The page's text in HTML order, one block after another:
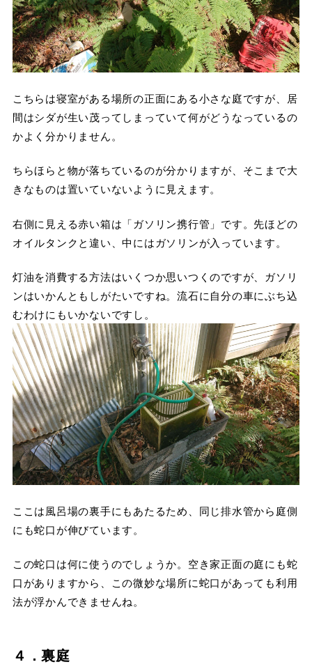
こちらは寝室がある場所の正面にある小さな庭ですが、居
間はシダが生い茂ってしまっていて何がどうなっているの
かよく分かりません。
ちらほらと物が落ちているのが分かりますが、そこまで大
きなものは置いていないように見えます。
右側に見える赤い箱は「ガソリン携行管」です。先ほどの
オイルタンクと違い、中にはガソリンが入っています。
灯油を消費する方法はいくつか思いつくのですが、ガソリ
ンはいかんともしがたいですね。流石に自分の車にぶち込
むわけにもいかないですし。
ここは風呂場の裏手にもあたるため、同じ排水管から庭側
にも蛇口が伸びています。
この蛇口は何に使うのでしょうか。空き家正面の庭にも蛇
口がありますから、この微妙な場所に蛇口があっても利用
法が浮かんできませんね。
４．裏庭